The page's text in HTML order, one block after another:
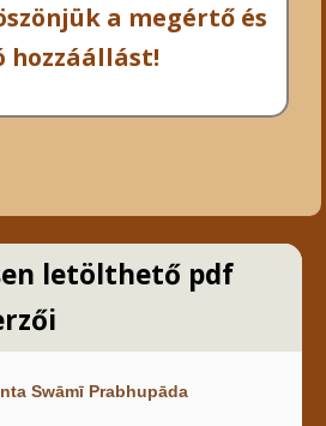
a megértő és
hozzáállást!
letölthető pdf
Swāmī Prabhupāda